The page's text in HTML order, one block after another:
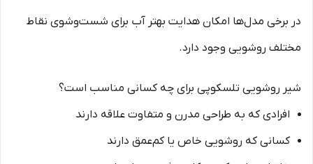
در برخی مدل‌ها امکان هدایت بهتر آب برای شست‌وشوی نقاط
مختلف روشویی وجود دارد.
شیر روشویی تلسکوپی برای چه کسانی مناسب است؟
افرادی که به طراحی مدرن و متفاوت علاقه دارند
کسانی که روشویی خاص یا کم‌عمق دارند